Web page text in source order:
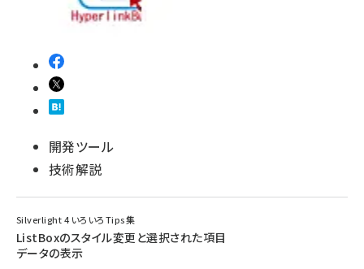
開発ツール
技術解説
Silverlight 4 いろいろTips集
ListBoxのスタイル変更と選択された項目
データの表示